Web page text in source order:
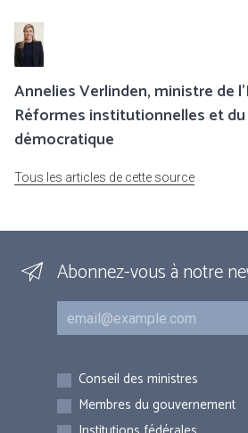
Annelies Verlinden, ministre de
Réformes institutionnelles et du
démocratique
Tous les articles de cette source
Abonnez-vous à notre
Courriel
Inscriptions
Conseil des ministres
Membres du gouvernement